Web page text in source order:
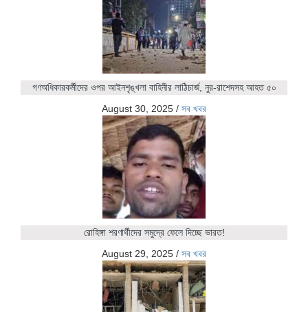
গণঅধিকারকর্মীদের ওপর আইনশৃঙ্খলা বাহিনীর লাঠিচার্জ, নুর-রাশেদসহ আহত ৫০
August 30, 2025 / সব খবর
রোহিঙ্গা শরণার্থীদের সমুদ্রে ফেলে দিচ্ছে ভারত!
August 29, 2025 / সব খবর